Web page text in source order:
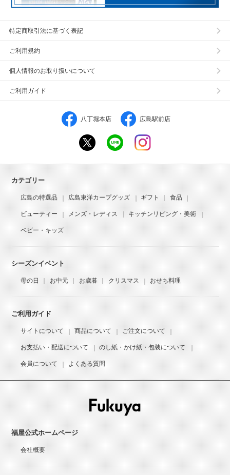
特定商取引法に基づく表記
ご利用規約
個人情報のお取り扱いについて
ご利用ガイド
八丁堀本店 広島駅前店
カテゴリー
広島の特選品 広島東洋カープグッズ ギフト 食品
ビューティー メンズ・レディス キッチンリビング・美術
ベビー・キッズ
シーズンイベント
母の日 お中元 お歳暮 クリスマス おせち料理
ご利用ガイド
サイトについて 商品について ご注文について
お支払い・配送について のし紙・かけ紙・包装について
会員について よくある質問
福屋公式ホームページ
会社概要